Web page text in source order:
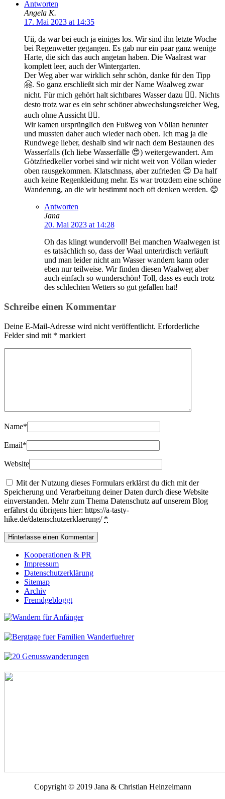
Antworten
Angela K.
17. Mai 2023 at 14:35
Uii, da war bei euch ja einiges los. Wir sind ihn letzte Woche
bei Regenwetter gegangen. Es gab nur ein paar ganz wenige
Harte, die sich das auch angetan haben. Die Waalrast war
komplett leer, auch der Wintergarten.
Der Weg aber war wirklich sehr schön, danke für den Tipp
🤗. So ganz erschließt sich mir der Name Waalweg zwar
nicht. Für mich gehört halt sichtbares Wasser dazu 🤷‍♀️. Nichts
desto trotz war es ein sehr schöner abwechslungsreicher Weg,
auch ohne Aussicht 😶‍🌫️.
Wir kamen ursprünglich den Fußweg von Völlan herunter
und mussten daher auch wieder nach oben. Ich mag ja die
Rundwege lieber, deshalb sind wir nach dem Bestaunen des
Wasserfalls (Ich liebe Wasserfälle 😍) weitergewandert. Am
Götzfriedkeller vorbei sind wir nicht weit von Völlan wieder
oben rausgekommen. Klatschnass, aber zufrieden 😊 Da half
auch keine Regenkleidung mehr. Es war trotzdem eine schöne
Wanderung, an die wir bestimmt noch oft denken werden. 😊
Antworten
Jana
20. Mai 2023 at 14:28
Oh das klingt wundervoll! Bei manchen Waalwegen ist
es tatsächlich so, dass der Waal unterirdisch verläuft
und man leider nicht am Wasser wandern kann oder
eben nur teilweise. Wir finden diesen Waalweg aber
auch einfach so wunderschön! Toll, dass es euch trotz
des schlechten Wetters so gut gefallen hat!
Schreibe einen Kommentar
Deine E-Mail-Adresse wird nicht veröffentlicht. Erforderliche
Felder sind mit * markiert
Name*
Email*
Website
Mit der Nutzung dieses Formulars erklärst du dich mit der
Speicherung und Verarbeitung deiner Daten durch diese Website
einverstanden. Mehr zum Thema Datenschutz auf unserem Blog
erfährst du übrigens hier: https://a-tasty-
hike.de/datenschutzerklaerung/ *
Kooperationen & PR
Impressum
Datenschutzerklärung
Sitemap
Archiv
Fremdgebloggt
Copyright © 2019 Jana & Christian Heinzelmann